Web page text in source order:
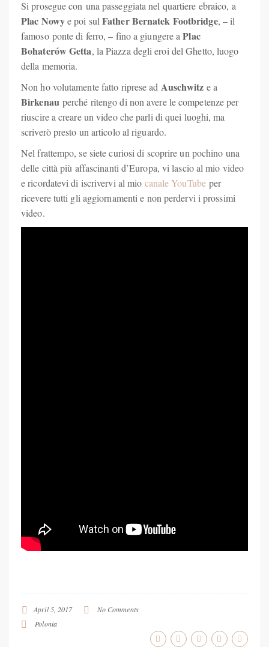
Si prosegue con una passeggiata nel quartiere ebraico, a
Plac Nowye poi sulFather Bernatek Footbridge, – il
famoso ponte di ferro, – fino a giungere aPlac
Bohaterów Getta, la Piazza degli eroi del Ghetto, luogo
della memoria.
Non ho volutamente fatto riprese ad Auschwitz e a
Birkenau perché ritengo di non avere le competenze per
riuscire a creare un video che parli di quei luoghi, ma
scriverò presto un articolo al riguardo.
Nel frattempo, se siete curiosi di scoprire un pochino una
delle città più affascinanti d’Europa, vi lascio al mio video
e ricordatevi di iscrivervi al mio canale YouTubeper
ricevere tutti gli aggiornamenti e non perdervi i prossimi
video.
April 5, 2017
No Comments
Polonia